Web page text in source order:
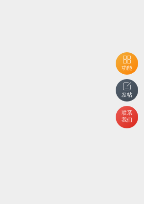
功能
发帖
联系
我们